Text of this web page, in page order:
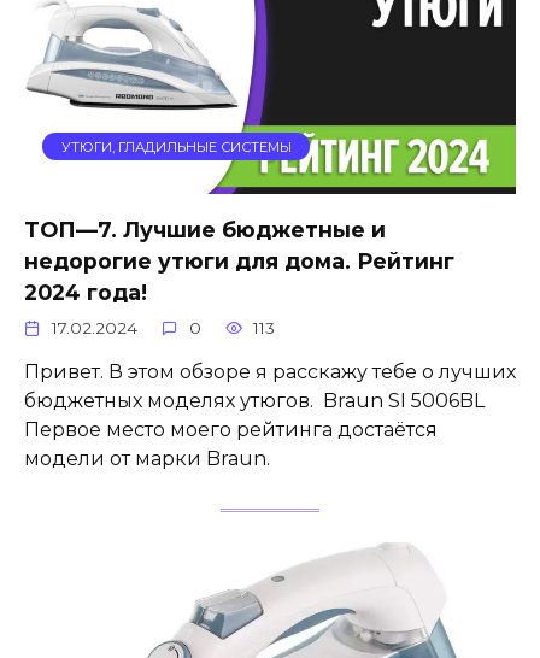
УТЮГИ, ГЛАДИЛЬНЫЕ СИСТЕМЫ
ТОП—7. Лучшие бюджетные и
недорогие утюги для дома. Рейтинг
2024 года!
17.02.2024 0 113
Привет. В этом обзоре я расскажу тебе о лучших
бюджетных моделях утюгов. Braun SI 5006BL
Первое место моего рейтинга достаётся
модели от марки Braun.